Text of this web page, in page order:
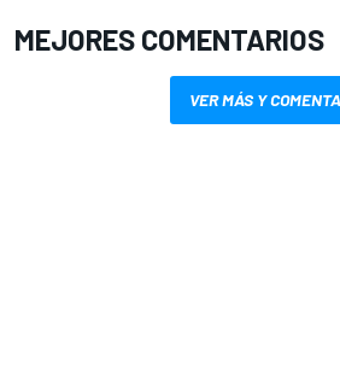
MEJORES COMENTARIOS
VER MÁS Y